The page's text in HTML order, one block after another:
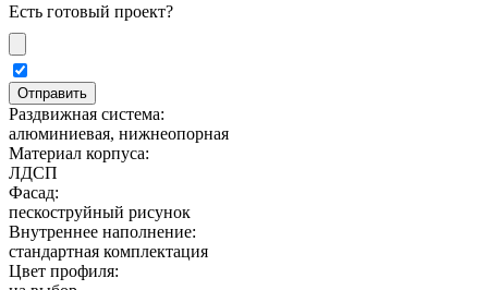
Есть готовый проект?
Раздвижная система:
алюминиевая, нижнеопорная
Материал корпуса:
ЛДСП
Фасад:
пескоструйный рисунок
Внутреннее наполнение:
стандартная комплектация
Цвет профиля: